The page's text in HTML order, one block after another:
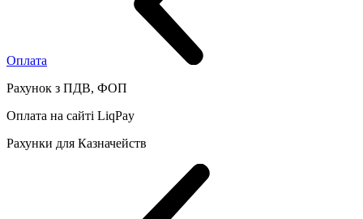
Оплата
Рахунок з ПДВ, ФОП
Оплата на сайті LiqPay
Рахунки для Казначейств